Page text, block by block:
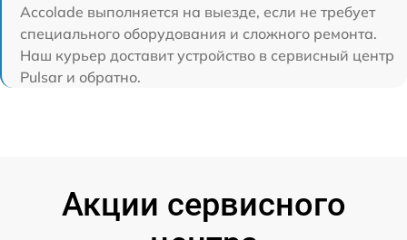
Accolade выполняется на выезде, если не требует
специального оборудования и сложного ремонта.
Наш курьер доставит устройство в сервисный центр
Pulsar и обратно.
Акции сервисного